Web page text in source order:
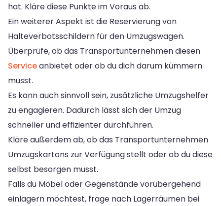
hat. Kläre diese Punkte im Voraus ab.
Ein weiterer Aspekt ist die Reservierung von
Halteverbotsschildern für den Umzugswagen.
Überprüfe, ob das Transportunternehmen diesen
Serviceanbietet oder ob du dich darum kümmern
musst.
Es kann auch sinnvoll sein, zusätzliche Umzugshelfer
zu engagieren. Dadurch lässt sich der Umzug
schneller und effizienter durchführen.
Kläre außerdem ab, ob das Transportunternehmen
Umzugskartons zur Verfügung stellt oder ob du diese
selbst besorgen musst.
Falls du Möbel oder Gegenstände vorübergehend
einlagern möchtest, frage nach Lagerräumen bei